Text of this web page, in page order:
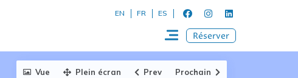
EN FR ES
Réserver
Vue Plein écran Prev Prochain